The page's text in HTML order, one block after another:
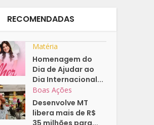
RECOMENDADAS
Matéria
Homenagem do
Dia de Ajudar ao
Dia Internacional...
Boas Ações
Desenvolve MT
libera mais de R$
35 milhões para...